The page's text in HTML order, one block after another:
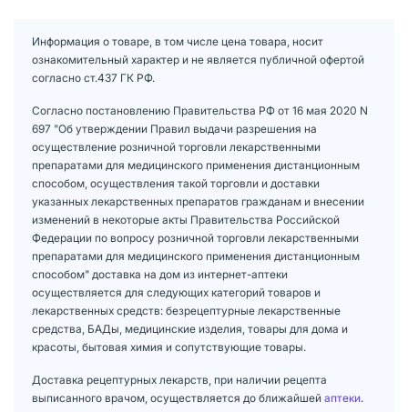
Информация о товаре, в том числе цена товара, носит
ознакомительный характер и не является публичной офертой
согласно ст.437 ГК РФ.
Согласно постановлению Правительства РФ от 16 мая 2020 N
697 "Об утверждении Правил выдачи разрешения на
осуществление розничной торговли лекарственными
препаратами для медицинского применения дистанционным
способом, осуществления такой торговли и доставки
указанных лекарственных препаратов гражданам и внесении
изменений в некоторые акты Правительства Российской
Федерации по вопросу розничной торговли лекарственными
препаратами для медицинского применения дистанционным
способом" доставка на дом из интернет-аптеки
осуществляется для следующих категорий товаров и
лекарственных средств: безрецептурные лекарственные
средства, БАДы, медицинские изделия, товары для дома и
красоты, бытовая химия и сопутствующие товары.
Доставка рецептурных лекарств, при наличии рецепта
выписанного врачом, осуществляется до ближайшей аптеки.